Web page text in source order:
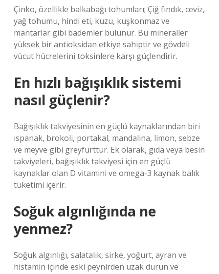
Çinko, özellikle balkabağı tohumları; Çiğ fındık, ceviz,
yağ tohumu, hindi eti, kuzu, kuşkonmaz ve
mantarlar gibi bademler bulunur. Bu mineraller
yüksek bir antioksidan etkiye sahiptir ve gövdeli
vücut hücrelerini toksinlere karşı güçlendirir.
En hızlı bağışıklık sistemi
nasıl güçlenir?
Bağışıklık takviyesinin en güçlü kaynaklarından biri
ıspanak, brokoli, portakal, mandalina, limon, sebze
ve meyve gibi greyfurttur. Ek olarak, gıda veya besin
takviyeleri, bağışıklık takviyesi için en güçlü
kaynaklar olan D vitamini ve omega-3 kaynak balık
tüketimi içerir.
Soğuk algınlığında ne
yenmez?
Soğuk algınlığı, salatalık, sirke, yoğurt, ayran ve
histamin içinde eski peynirden uzak durun ve